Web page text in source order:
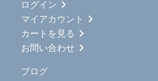
ログイン
マイアカウント
カートを見る
お問い合わせ
ブログ